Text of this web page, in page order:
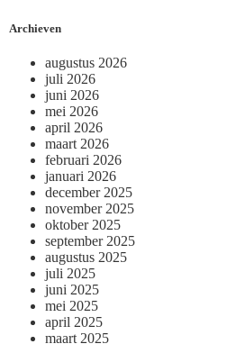
Archieven
augustus 2026
juli 2026
juni 2026
mei 2026
april 2026
maart 2026
februari 2026
januari 2026
december 2025
november 2025
oktober 2025
september 2025
augustus 2025
juli 2025
juni 2025
mei 2025
april 2025
maart 2025